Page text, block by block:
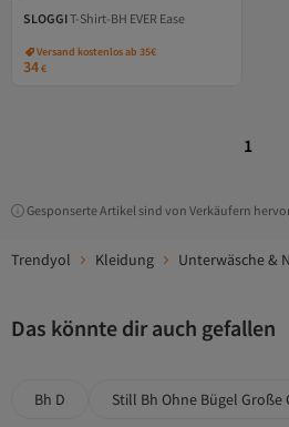
SLOGGIT-Shirt-BH EVER Ease
Versand kostenlos ab 35€
34€
1
Gesponserte Artikel sind von Verkäufern
Trendyol Kleidung Unterwäsche &
Das könnte dir auch gefallen
Bh D Still Bh Ohne Bügel Große